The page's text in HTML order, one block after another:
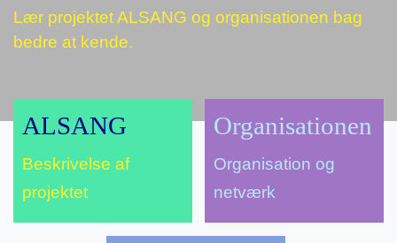
Lær projektet ALSANG og organisationen bag
bedre at kende.
ALSANG
Beskrivelse af
projektet
Orga­ni­sa­tion­en
Organisation og
netværk